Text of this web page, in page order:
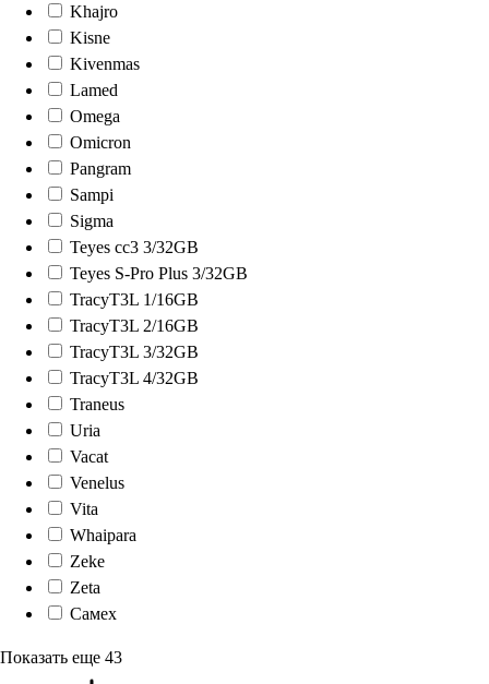
Khajro
Kisne
Kivenmas
Lamed
Omega
Omicron
Pangram
Sampi
Sigma
Teyes cc3 3/32GB
Teyes S-Pro Plus 3/32GB
TracyT3L 1/16GB
TracyT3L 2/16GB
TracyT3L 3/32GB
TracyT3L 4/32GB
Traneus
Uria
Vacat
Venelus
Vita
Whaipara
Zeke
Zeta
Самех
Показать еще 43